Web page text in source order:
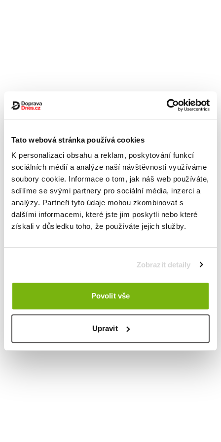
Tato webová stránka používá cookies
K personalizaci obsahu a reklam, poskytování funkcí
sociálních médií a analýze naší návštěvnosti využíváme
soubory cookie. Informace o tom, jak náš web používáte,
sdílíme se svými partnery pro sociální média, inzerci a
analýzy. Partneři tyto údaje mohou zkombinovat s
dalšími informacemi, které jste jim poskytli nebo které
získali v důsledku toho, že používáte jejich služby.
Zobrazit detaily
Povolit vše
Upravit